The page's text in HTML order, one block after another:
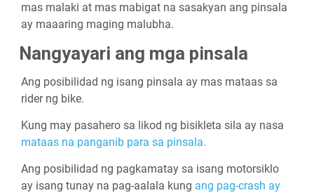
mas malaki at mas mabigat na sasakyan ang pinsala
ay maaaring maging malubha.
Nangyayari ang mga pinsala
Ang posibilidad ng isang pinsala ay mas mataas sa
rider ng bike.
Kung may pasahero sa likod ng bisikleta sila ay nasa
mataas na panganib para sa pinsala.
Ang posibilidad ng pagkamatay sa isang motorsiklo
ay isang tunay na pag-aalala kung ang pag-crash ay